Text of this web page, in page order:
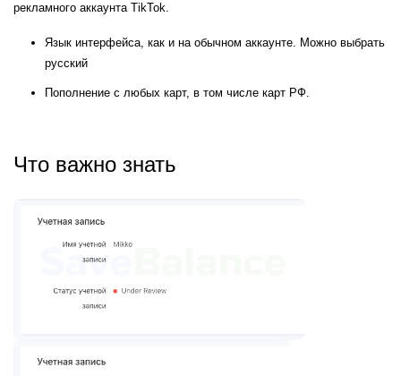
рекламного аккаунта TikTok.
Язык интерфейса, как и на обычном аккаунте. Можно выбрать
русский
Пополнение с любых карт, в том числе карт РФ.
Что важно знать